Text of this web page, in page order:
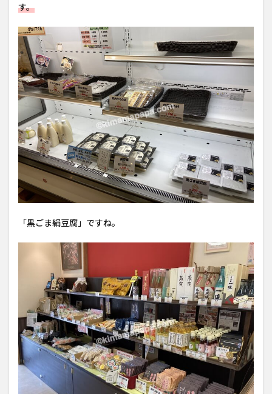
す。
「黒ごま絹豆腐」ですね。